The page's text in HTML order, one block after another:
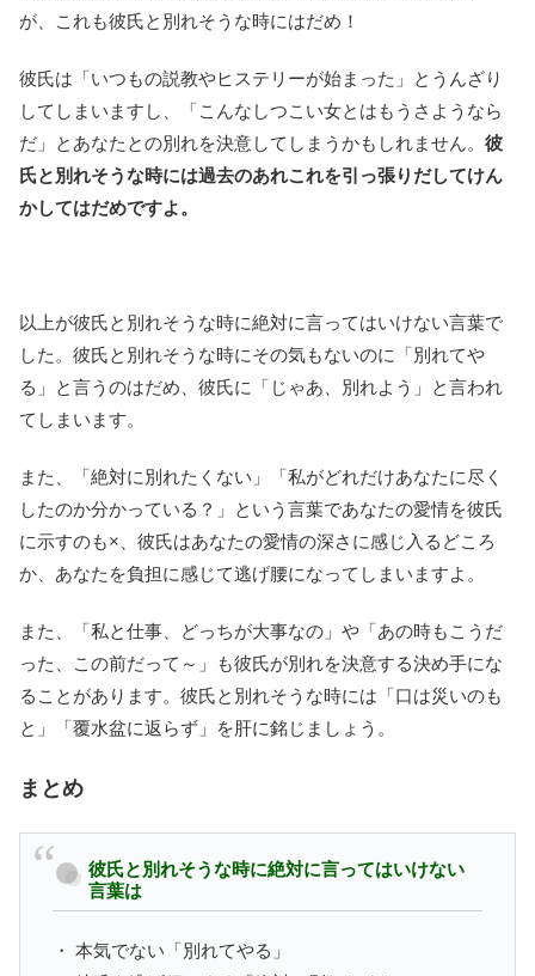
が、これも彼氏と別れそうな時にはだめ！
彼氏は「いつもの説教やヒステリーが始まった」とうんざり
してしまいますし、「こんなしつこい女とはもうさようなら
だ」とあなたとの別れを決意してしまうかもしれません。 彼
氏と別れそうな時には過去のあれこれを引っ張りだしてけん
かしてはだめですよ。
以上が彼氏と別れそうな時に絶対に言ってはいけない言葉で
した。彼氏と別れそうな時にその気もないのに「別れてや
る」と言うのはだめ、彼氏に「じゃあ、別れよう」と言われ
てしまいます。
また、「絶対に別れたくない」「私がどれだけあなたに尽く
したのか分かっている？」という言葉であなたの愛情を彼氏
に示すのも×、彼氏はあなたの愛情の深さに感じ入るどころ
か、あなたを負担に感じて逃げ腰になってしまいますよ。
また、「私と仕事、どっちが大事なの」や「あの時もこうだ
った、この前だって～」も彼氏が別れを決意する決め手にな
ることがあります。彼氏と別れそうな時には「口は災いのも
と」「覆水盆に返らず」を肝に銘じましょう。
まとめ
彼氏と別れそうな時に絶対に言ってはいけない
言葉は
・ 本気でない「別れてやる」